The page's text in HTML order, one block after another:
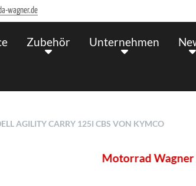
wagner.de
Zubehör Unternehmen
AGILITY CARRY 125I CBS VON KYMCO
Motorrad Wagner